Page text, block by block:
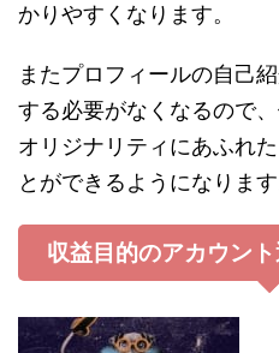
かりやすくなります。
またプロフィールの自己
する必要がなくなるので
オリジナリティにあふれ
とができるようになります
収益目的のアカウン